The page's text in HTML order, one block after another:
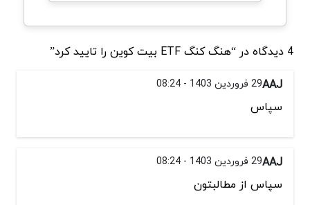
4 دیدگاه در “هنگ کنگ ETF بیت کوین را تایید کرد”
AAJ29 فروردین 1403 - 08:24
سپاس
AAJ29 فروردین 1403 - 08:24
سپاس از مطالبتون